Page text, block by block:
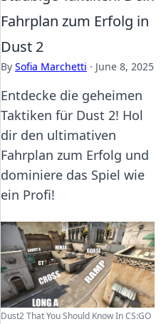
Fahrplan zum Erfolg in
Dust 2
By Sofia Marchetti · June 8, 2025
Entdecke die geheimen
Taktiken für Dust 2! Hol
dir den ultimativen
Fahrplan zum Erfolg und
dominiere das Spiel wie
ein Profi!
Dust2 That You Should Know In CS:GO